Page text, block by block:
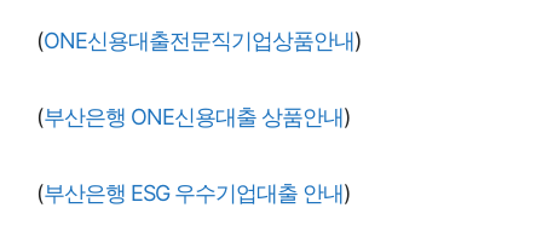
(ONE신용대출전문직기업상품안내)
(부산은행 ONE신용대출 상품안내)
(부산은행 ESG 우수기업대출 안내)